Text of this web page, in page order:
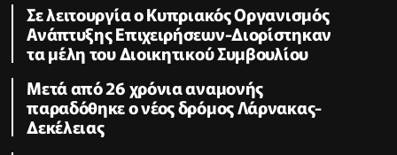
Σε λειτουργία ο Κυπριακός Οργανισμός
Ανάπτυξης Επιχειρήσεων-Διορίστηκαν
τα μέλη του Διοικητικού Συμβουλίου
Μετά από 26 χρόνια αναμονής
παραδόθηκε ο νέος δρόμος Λάρνακας-
Δεκέλειας